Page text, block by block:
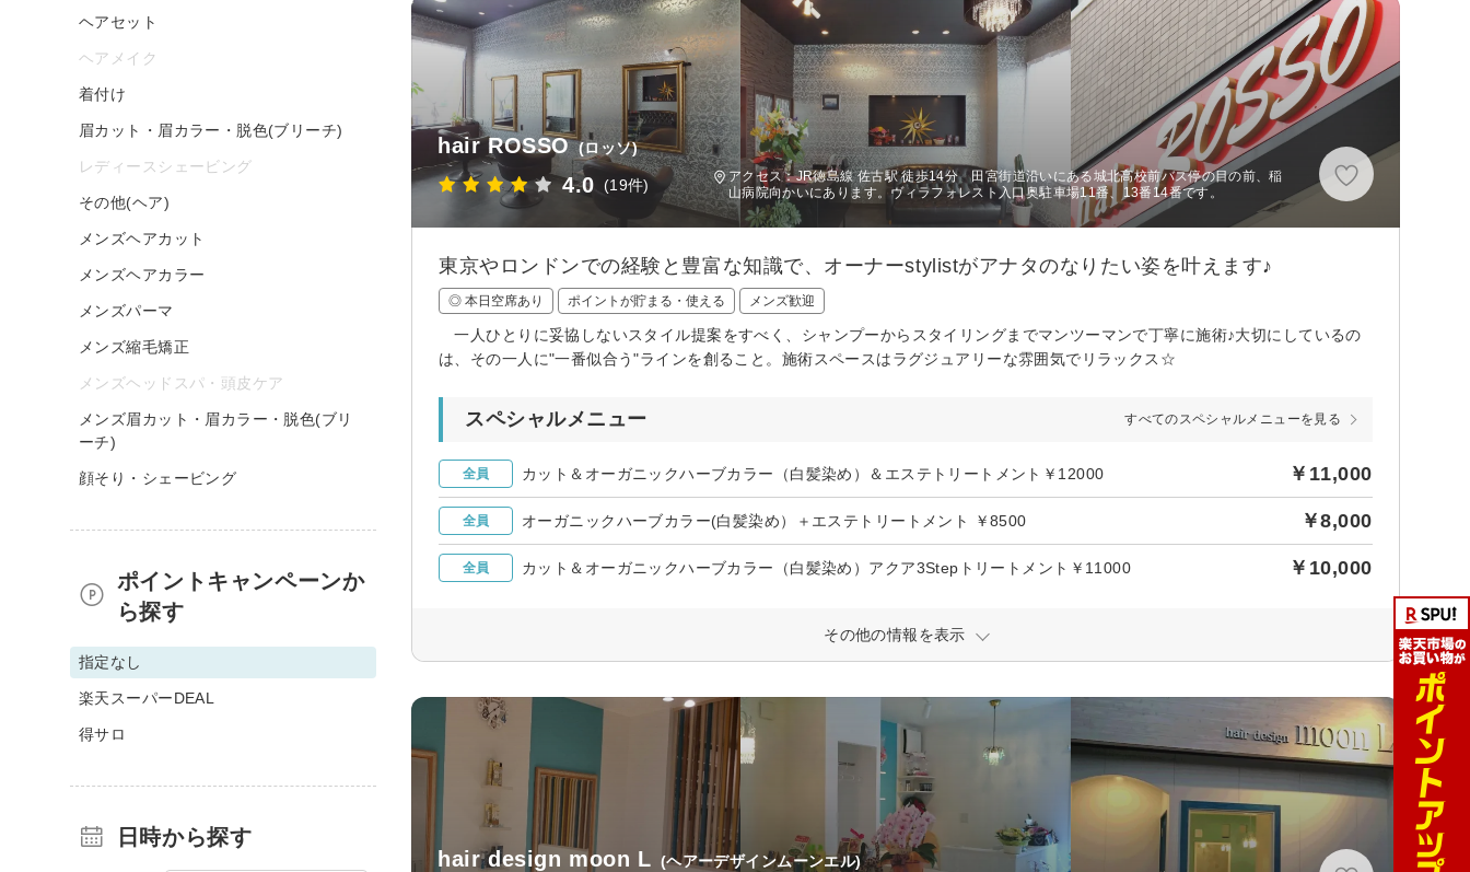
hair ROSSO (ロッソ)
4.0 (19件)
アクセス：JR徳島線 佐古駅 徒歩14分 田宮街道沿いにある城北高校前バス停の目の前、稲
山病院向かいにあります。ヴィラフォレスト入口奥駐車場11番、13番14番です。
東京やロンドンでの経験と豊富な知識で、オーナーstylistがアナタのなりたい姿を叶えます♪
◎ 本日空席あり ポイントが貯まる・使える メンズ歓迎
一人ひとりに妥協しないスタイル提案をすべく、シャンプーからスタイリングまでマンツーマンで丁寧に施術♪大切にしているの
は、その一人に"一番似合う"ラインを創ること。施術スペースはラグジュアリーな雰囲気でリラックス☆
スペシャルメニュー すべてのスペシャルメニューを見る
全員 カット＆オーガニックハーブカラー（白髪染め）＆エステトリートメント￥12000 ￥11,000
全員 オーガニックハーブカラー(白髪染め）＋エステトリートメント ￥8500 ￥8,000
全員 カット＆オーガニックハーブカラー（白髪染め）アクア3Stepトリートメント￥11000 ￥10,000
その他の情報を表示
hair design moon L (ヘアーデザインムーンエル)
ヘアセット
ヘアメイク
着付け
眉カット・眉カラー・脱色(ブリーチ)
レディースシェービング
その他(ヘア)
メンズヘアカット
メンズヘアカラー
メンズパーマ
メンズ縮毛矯正
メンズヘッドスパ・頭皮ケア
メンズ眉カット・眉カラー・脱色(ブリ
ーチ)
顔そり・シェービング
ポイントキャンペーンか
ら探す
指定なし
楽天スーパーDEAL
得サロ
日時から探す